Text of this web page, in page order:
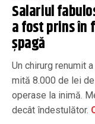
Salariul
a fost prins în
șpagă
Un chirurg renumit
mită 8.000 de lei
operase la inimă.
decât îndestulător.